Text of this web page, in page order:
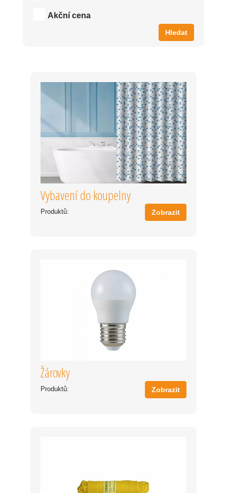
Akční cena
Hledat
Vybavení do koupelny
Produktů: Zobrazit
Žárovky
Produktů: Zobrazit